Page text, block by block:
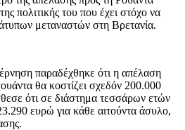
πολιτικής του που έχει στόχο να
μεταναστών στη Βρετανία.
παραδέχθηκε ότι η απέλαση
θα κοστίζει σχεδόν 200.000
ότι σε διάστημα τεσσάρων ετών
ευρώ για κάθε αιτούντα άσυλο,